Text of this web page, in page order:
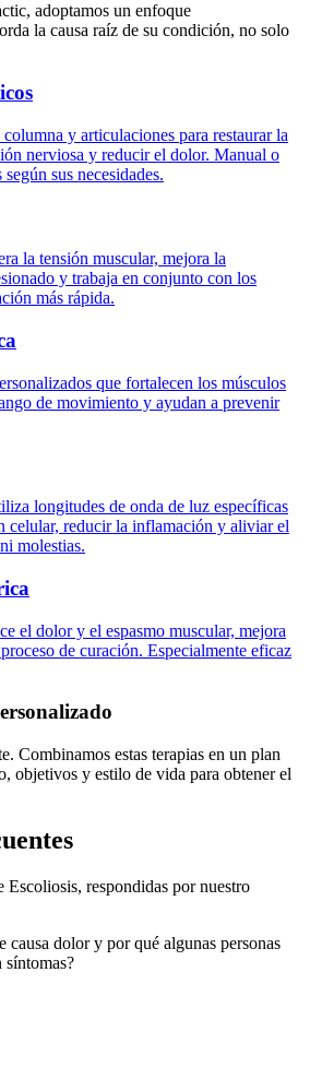
adoptamos un enfoque
la causa raíz de su condición, no solo
y articulaciones para restaurar la
nerviosa y reducir el dolor. Manual o
sus necesidades.
la tensión muscular, mejora la
y trabaja en conjunto con los
más rápida.
que fortalecen los músculos
de movimiento y ayudan a prevenir
longitudes de onda de luz específicas
celular, reducir la inflamación y aliviar el
molestias.
el dolor y el espasmo muscular, mejora
de curación. Especialmente eficaz
Combinamos estas terapias en un plan
objetivos y estilo de vida para obtener el
Escoliosis, respondidas por nuestro
causa dolor y por qué algunas personas
síntomas?